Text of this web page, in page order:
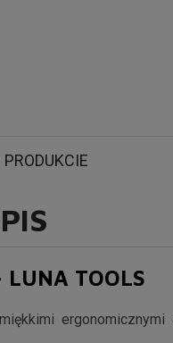
LUNA TOOLS